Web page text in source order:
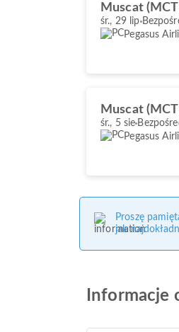
Muscat
śr., 29 lip
Pegasus
Muscat
śr., 5 sie
Pegasus
Proszę
jak
Informacje